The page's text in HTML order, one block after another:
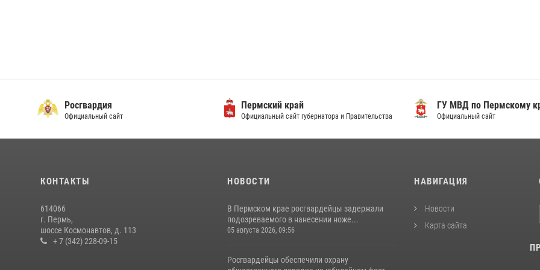
Росгвардия
Официальный сайт
Пермский край
Официальный сайт губернатора и Правительства
ГУ МВД по Пермскому
Официальный сайт
КОНТАКТЫ
614066
г. Пермь,
шоссе Космонавтов, д. 113
+ 7 (342) 228-09-15
НОВОСТИ
В Пермском крае росгвардейцы задержали
подозреваемого в нанесении ноже...
05 августа 2026, 09:56
Росгвардейцы обеспечили охрану
НАВИГАЦИЯ
Новости
Карта сайта